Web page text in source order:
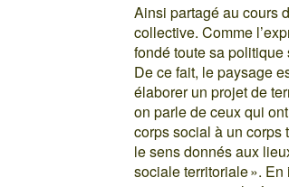
Ainsi partagé au cours
collective. Comme
fondé toute sa politique
De ce fait, le paysage
élaborer un projet de
on parle de ceux qui
corps social à un corps
le sens donnés aux
sociale territoriale ».